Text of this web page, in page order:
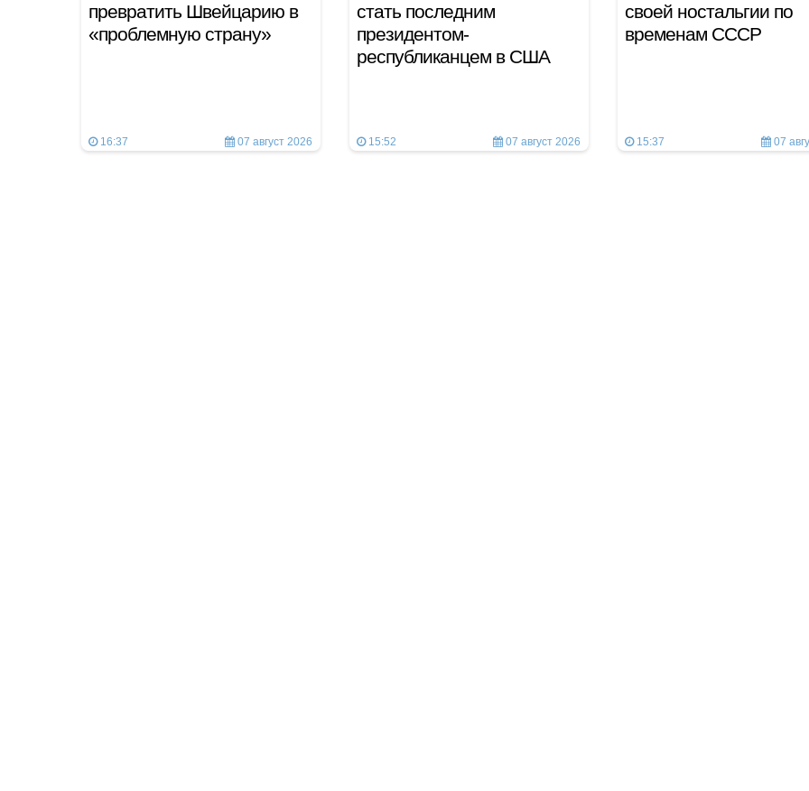
превратить Швейцарию в
«проблемную страну»
16:37 07 август 2026
стать последним
президентом-
республиканцем в США
15:52 07 август 2026
своей ностальгии по
временам СССР
15:37 07